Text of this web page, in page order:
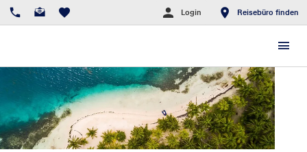
Login Reisebüro finden